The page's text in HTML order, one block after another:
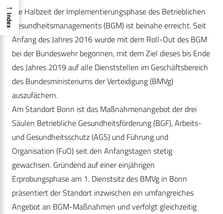
Die Halbzeit der Implementierungsphase des Betrieblichen
Gesundheitsmanagements (BGM) ist beinahe erreicht. Seit
Anfang des Jahres 2016 wurde mit dem Roll-Out des BGM
bei der Bundeswehr begonnen, mit dem Ziel dieses bis Ende
des Jahres 2019 auf alle Dienststellen im Geschäftsbereich
des Bundesministeriums der Verteidigung (BMVg)
auszufächern.
Am Standort Bonn ist das Maßnahmenangebot der drei
Säulen Betriebliche Gesundheitsförderung (BGF), Arbeits-
und Gesundheitsschutz (AGS) und Führung und
Organisation (FuO) seit den Anfangstagen stetig
gewachsen. Gründend auf einer einjährigen
Erprobungsphase am 1. Dienstsitz des BMVg in Bonn
präsentiert der Standort inzwischen ein umfangreiches
Angebot an BGM-Maßnahmen und verfolgt gleichzeitig
→
Index